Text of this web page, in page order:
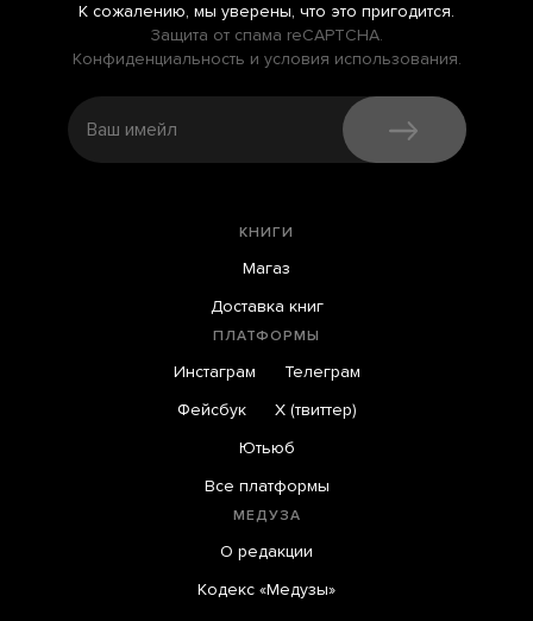
МЕДУЗА
О редакции
Кодекс «Медузы»
КНИГИ
Магаз
Доставка книг
ПЛАТФОРМЫ
Инстаграм
Телеграм
Фейсбук
X (твиттер)
Ютьюб
Все платформы
К сожалению, мы уверены, что это пригодится.
Защита от спама reCAPTCHA.
Конфиденциальность и условия использования.